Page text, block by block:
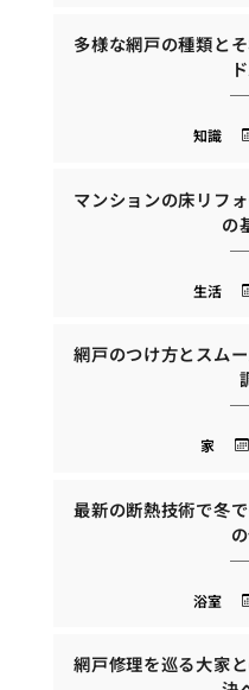
多様な網戸の種類と
知識
マンションの床リフ
の
生活
網戸のつけ方とスム
家
最新の断熱技術で冬
浴室
網戸修理を巡る大家